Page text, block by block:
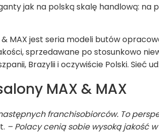
jak na polską skalę handlową:
MAX jest seria modeli butów
sprzedawane po stosunkowo
Brazylii i oczywiście Polski. Sieć
MAX & MAX
franchisobiorców. To
– Polacy cenią sobie wysoką jakość